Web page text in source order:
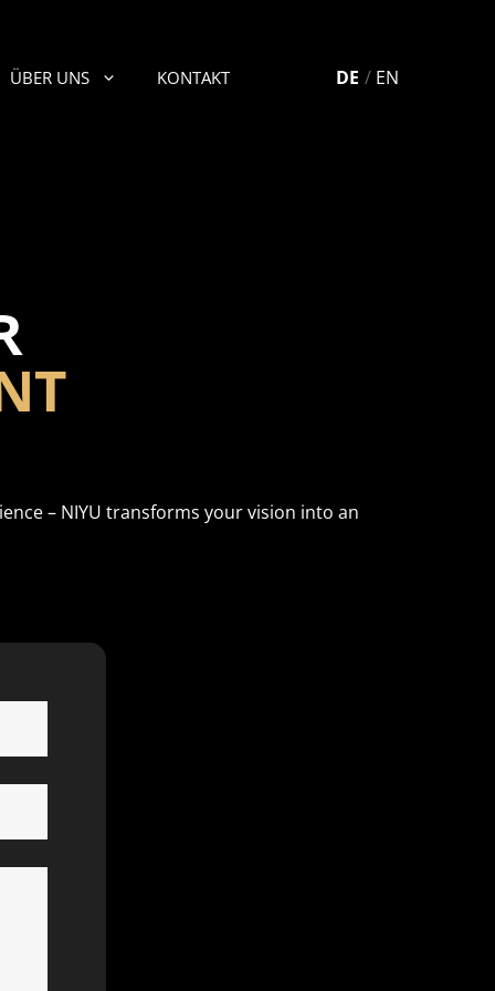
ÜBER UNS KONTAKT DE EN
– NIYU transforms your vision into an